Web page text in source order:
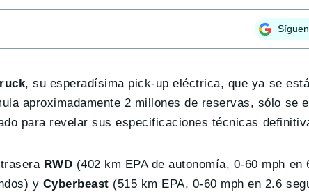
, su esperadísima pick-up eléctrica, que ya se
aproximadamente 2 millones de reservas, sólo se
para revelar sus especificaciones técnicas
RWD (402 km EPA de autonomía, 0-60 mph en
y Cyberbeast (515 km EPA, 0-60 mph en 2.6